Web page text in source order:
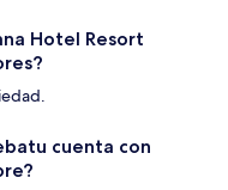
Hotel Resort
cuenta con